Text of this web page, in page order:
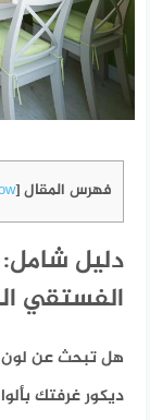
فهرس المقال [
دليل شامل:
الفستقي
هل تبحث عن
ديكور غرفتك